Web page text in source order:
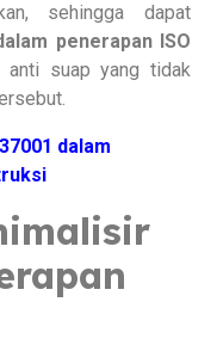
sehingga dapat
penerapan ISO
anti suap yang tidak
dalam